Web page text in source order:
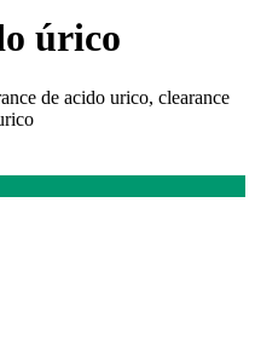
úrico
de acido urico, clearance